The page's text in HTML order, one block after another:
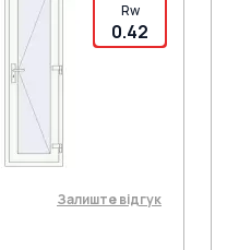
Rw
0.42
Залиште відгук